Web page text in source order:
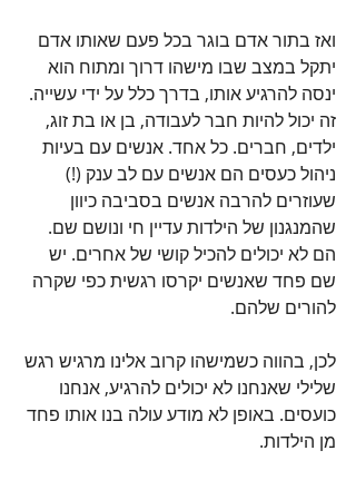
ואז בתור אדם בוגר בכל פעם שאותו אדם
יתקל במצב שבו מישהו דרוך ומתוח הוא
ינסה להרגיע אותו, בדרך כלל על ידי עשייה.
זה יכול להיות חבר לעבודה, בן או בת זוג,
ילדים, חברים. כל אחד. אנשים עם בעיות
ניהול כעסים הם אנשים עם לב ענק (!)
שעוזרים להרבה אנשים בסביבה כיוון
שהמנגנון של הילדות עדיין חי ונושם שם.
הם לא יכולים להכיל קושי של אחרים. יש
שם פחד שאנשים יקרסו רגשית כפי שקרה
להורים שלהם.
לכן, בהווה כשמישהו קרוב אלינו מרגיש רגש
שלילי שאנחנו לא יכולים להרגיע, אנחנו
כועסים. באופן לא מודע עולה בנו אותו פחד
מן הילדות.